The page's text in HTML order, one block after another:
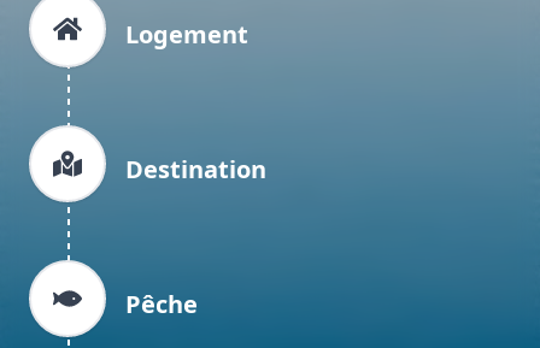
Logement
Destination
Pêche